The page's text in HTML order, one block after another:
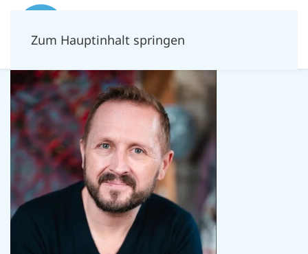
Zum Hauptinhalt springen